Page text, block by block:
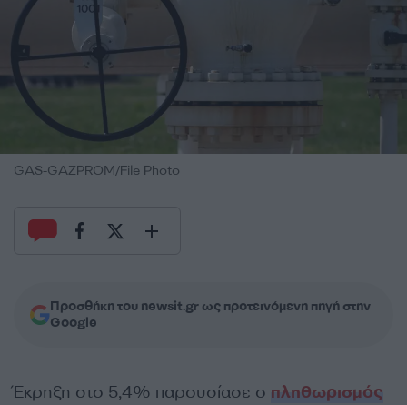
GAS-GAZPROM/File Photo
Προσθήκη του newsit.gr ως προτεινόμενη πηγή στην
Google
Έκρηξη στο 5,4% παρουσίασε ο πληθωρισμός